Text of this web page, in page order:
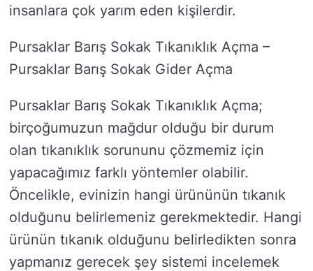
insanlara çok yarım eden kişilerdir.
Pursaklar Barış Sokak Tıkanıklık Açma –
Pursaklar Barış Sokak Gider Açma
Pursaklar Barış Sokak Tıkanıklık Açma;
birçoğumuzun mağdur olduğu bir durum
olan tıkanıklık sorununu çözmemiz için
yapacağımız farklı yöntemler olabilir.
Öncelikle, evinizin hangi ürününün tıkanık
olduğunu belirlemeniz gerekmektedir. Hangi
ürünün tıkanık olduğunu belirledikten sonra
yapmanız gerecek şey sistemi incelemek